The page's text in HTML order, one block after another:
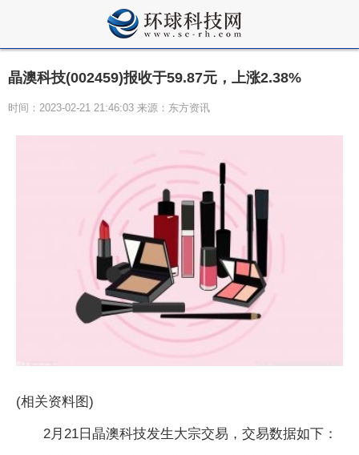
晶澳科技(002459)报收于59.87元，上涨2.38%
时间：2023-02-21 21:46:03 来源：东方资讯
(相关资料图)
2月21日晶澳科技发生大宗交易，交易数据如下：